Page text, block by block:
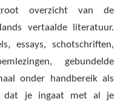
overzicht van de
vertaalde literatuur.
essays, schotschriften,
gebundelde
onder handbereik als
dat je ingaat met al je